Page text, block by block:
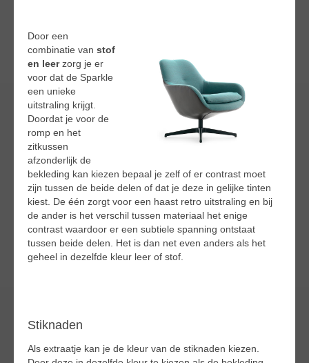
Door een
combinatie van stof
en leerzorg je er
voor dat de Sparkle
een unieke
uitstraling krijgt.
Doordat je voor de
romp en het
zitkussen
afzonderlijk de
bekleding kan kiezen bepaal je zelf of er contrast moet
zijn tussen de beide delen of dat je deze in gelijke tinten
kiest. De één zorgt voor een haast retro uitstraling en bij
de ander is het verschil tussen materiaal het enige
contrast waardoor er een subtiele spanning ontstaat
tussen beide delen. Het is dan net even anders als het
geheel in dezelfde kleur leer of stof.
Stiknaden
Als extraatje kan je de kleur van de stiknaden kiezen.